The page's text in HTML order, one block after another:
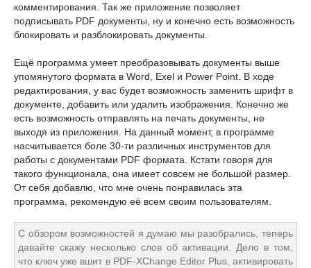
комментирования. Так же приложение позволяет
подписывать PDF документы, ну и конечно есть возможность
блокировать и разблокировать документы.
Ещё программа умеет преобразовывать документы выше
упомянутого формата в Word, Exel и Power Point. В ходе
редактирования, у вас будет возможность заменить шрифт в
документе, добавить или удалить изображения. Конечно же
есть возможность отправлять на печать документы, не
выходя из приложения. На данный момент, в программе
насчитывается боле 30-ти различных инструментов для
работы с документами PDF формата. Кстати говоря для
такого функционала, она имеет совсем не большой размер.
От себя добавлю, что мне очень понравилась эта
программа, рекомендую её всем своим пользователям.
С обзором возможностей я думаю мы разобрались, теперь
давайте скажу несколько слов об активации. Дело в том,
что ключ уже вшит в PDF-XChange Editor Plus, активировать